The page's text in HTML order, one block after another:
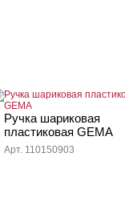
Ручка шариковая
пластиковая GEMA
Арт. 110150903